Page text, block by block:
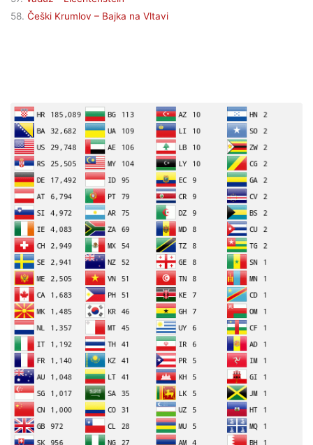
58. Češki Krumlov – Bajka na Vltavi